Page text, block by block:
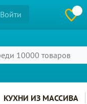
Войти
КУХНИ ИЗ МАССИВА